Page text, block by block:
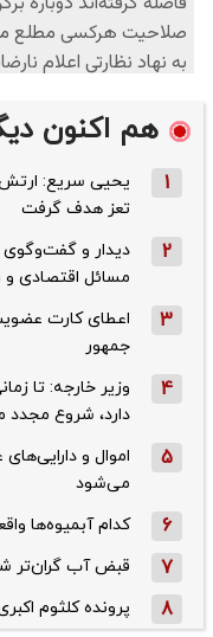
هم اکنون
1
یحیی سریع: ارتش
تعز هدف گرفت
2
دیدار و گفت‌وگوی
مسائل اقتصادی
3
اعطای کارت
جمهور
4
وزیر خارجه: تا
دارد، شروع
5
اموال و
می‌شود
6 کدام آبمیوه‌ها
7 قبض آب گران‌تر
8 پرونده کلثوم